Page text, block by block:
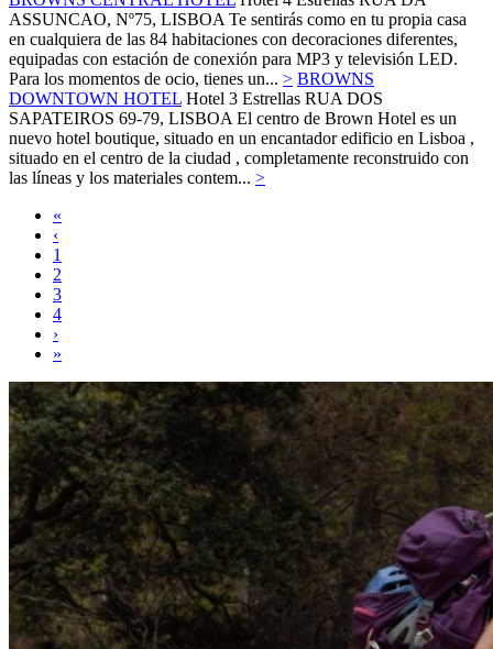
ASSUNCAO, Nº75, LISBOA Te sentirás como en tu propia casa
en cualquiera de las 84 habitaciones con decoraciones diferentes,
equipadas con estación de conexión para MP3 y televisión LED.
Para los momentos de ocio, tienes un... > BROWNS
DOWNTOWN HOTEL Hotel 3 Estrellas RUA DOS
SAPATEIROS 69-79, LISBOA El centro de Brown Hotel es un
nuevo hotel boutique, situado en un encantador edificio en Lisboa ,
situado en el centro de la ciudad , completamente reconstruido con
las líneas y los materiales contem... >
«
‹
1
2
3
4
›
»